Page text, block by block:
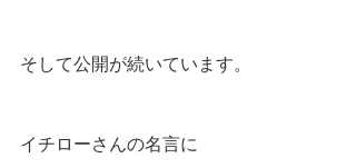
そして公開が続いています。
イチローさんの名言に